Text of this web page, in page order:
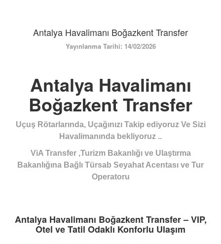
ÜYE GİRİŞİ / KAYIT
Antalya Havalimanı Boğazkent Transfer
Yayınlanma Tarihi: 14/02/2026
Antalya Havalimanı
Boğazkent Transfer
Uçuş Rötarlarında, Uçağınızı Takip ediyoruz Ve Sizi
Havalimanında bekliyoruz ..
ViA Transfer ,Turizm Bakanlığı ve Ulaştırma
Bakanlığına Bağlı Türsab Seyahat Acentası ve Tur
Operatoru
Antalya Havalimanı Boğazkent Transfer – VIP,
Otel ve Tatil Odaklı Konforlu Ulaşım